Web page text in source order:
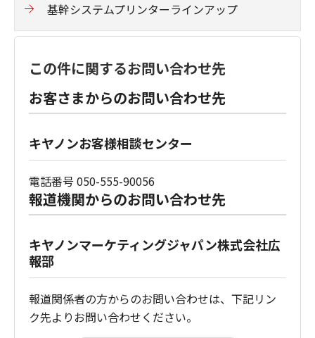
基幹システムプリンターラインアップ
この件に関するお問い合わせ先
お客さまからのお問い合わせ先
キヤノンお客様相談センター
電話番号 050-555-90056
報道機関からのお問い合わせ先
キヤノンマーケティングジャパン株式会社広
報部
報道関係者の方からのお問い合わせは、下記リン
ク先よりお問い合わせください。